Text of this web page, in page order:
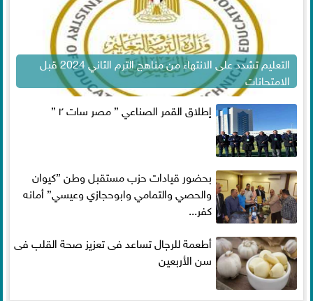
التعليم تشدد على الانتهاء من مناهج الترم الثاني 2024 قبل
الامتحانات
إطلاق القمر الصناعي ” مصر سات ٢ ”
بحضور قيادات حزب مستقبل وطن ”كيوان
والحصي والتمامي وابوحجازي وعيسي” أمانه
كفر...
أطعمة للرجال تساعد فى تعزيز صحة القلب فى
سن الأربعين